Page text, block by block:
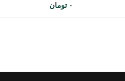
۰ تومان